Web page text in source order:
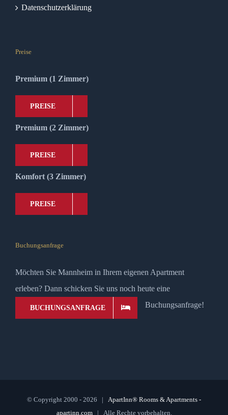
Datenschutzerklärung
Preise
Premium (1 Zimmer)
PREISE
Premium (2 Zimmer)
PREISE
Komfort (3 Zimmer)
PREISE
Buchungsanfrage
Möchten Sie Mannheim in Ihrem eigenen Apartment
erleben? Dann schicken Sie uns noch heute eine
Buchungsanfrage!
BUCHUNGSANFRAGE
© Copyright 2000 - 2026 | ApartInn® Rooms & Apartments -
apartinn.com| Alle Rechte vorbehalten.